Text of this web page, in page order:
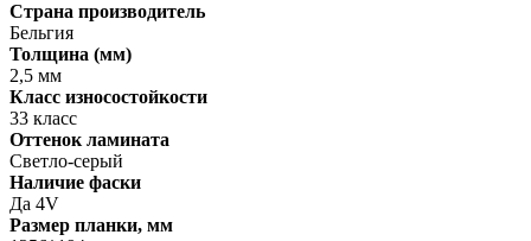
Страна производитель
Бельгия
Толщина (мм)
2,5 мм
Класс износостойкости
33 класс
Оттенок ламината
Светло-серый
Наличие фаски
Да 4V
Размер планки, мм